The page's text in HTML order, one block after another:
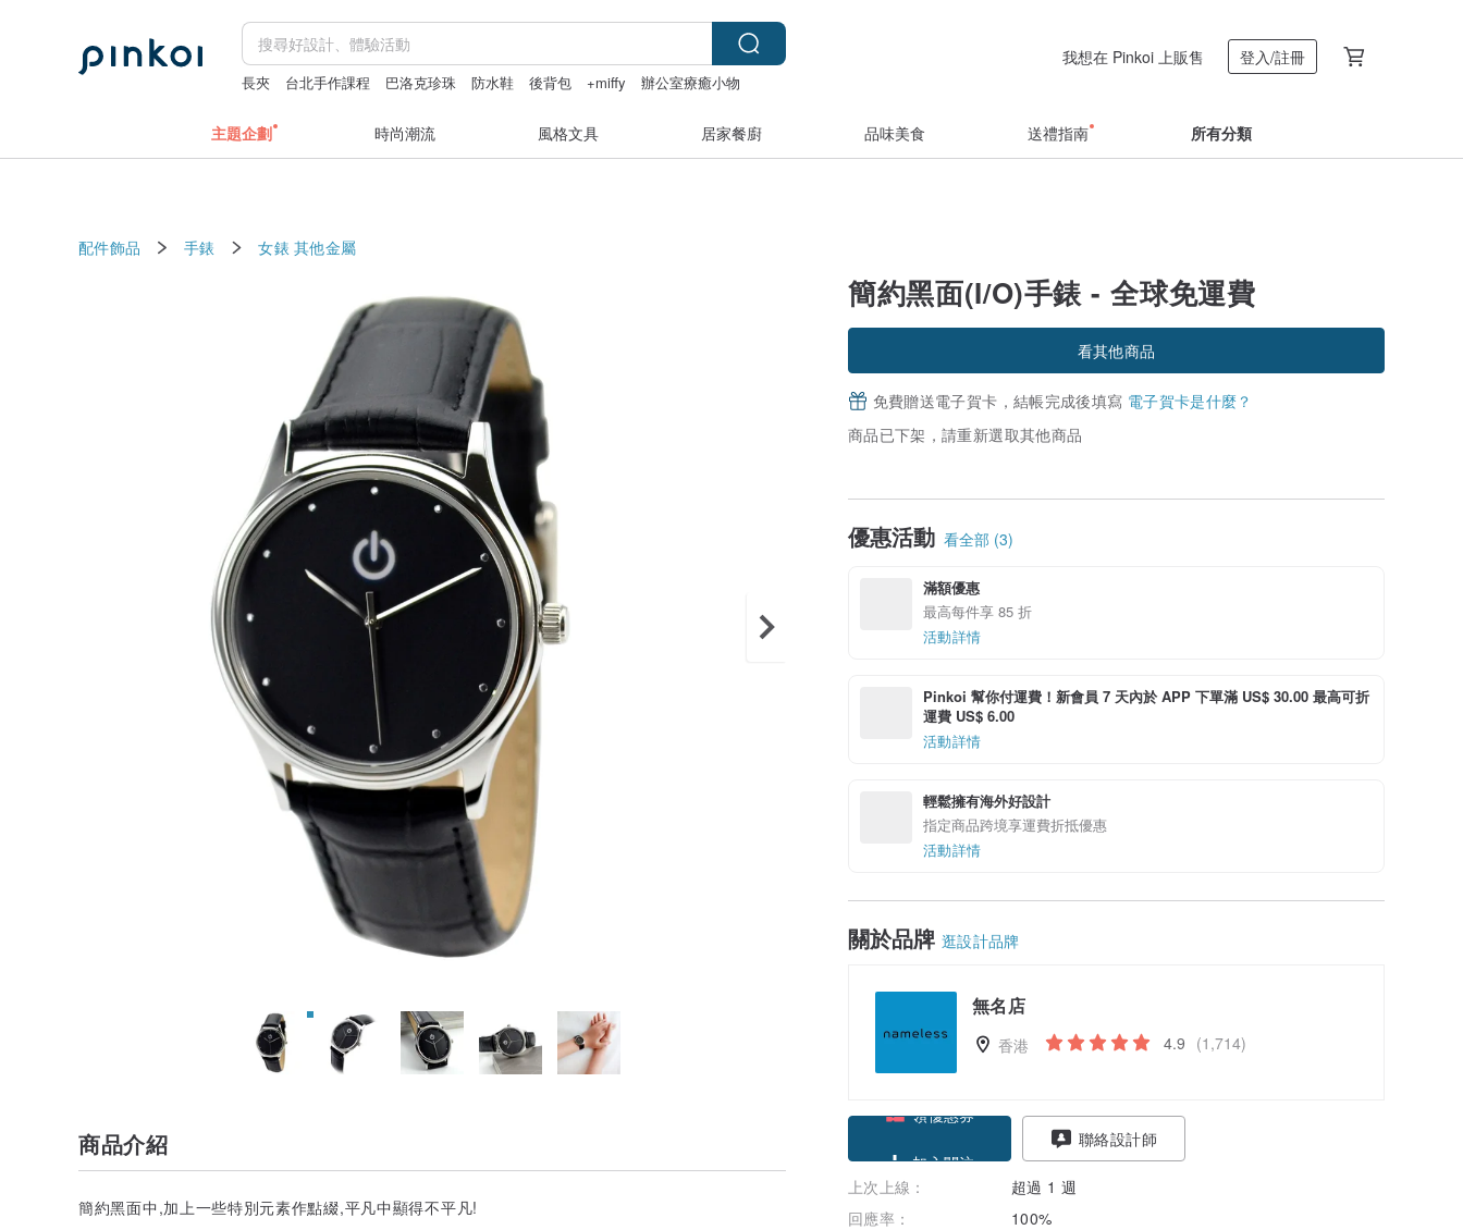
長夾 台北手作課程 巴洛克珍珠 防水鞋 後背包 +miffy
辦公室療癒小物
我想在 Pinkoi 上販售 登入/註冊
主題企劃 時尚潮流 風格文具 居家餐廚 品味美食 送禮指南 所有分類
配件飾品 手錶 女錶 其他金屬
簡約黑面(I/O)手錶 - 全球免運費
看其他商品
免費贈送電子賀卡，結帳完成後填寫 電子賀卡是什麼？
商品已下架，請重新選取其他商品
優惠活動 看全部 (3)
滿額優惠
最高每件享 85 折
活動詳情
Pinkoi 幫你付運費！新會員 7 天內於 APP 下單滿 US$ 30.00 最高可折
運費 US$ 6.00
活動詳情
輕鬆擁有海外好設計
指定商品跨境享運費折抵優惠
活動詳情
關於品牌 逛設計品牌
無名店
香港 4.9 (1,714)
加入關注
聯絡設計師
上次上線：
超過 1 週
回應率：
100%
商品介紹
簡約黑面中,加上一些特別元素作點綴,平凡中顯得不平凡!